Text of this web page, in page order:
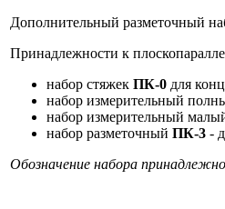
Дополнительный разметочный
Принадлежности к
набор стяжек ПК-0 для
набор измерительный
набор измерительный
набор разметочный ПК-3 -
Обозначение набора